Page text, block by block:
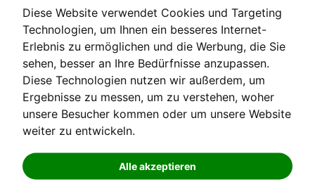
Diese Website verwendet Cookies und Targeting
Technologien, um Ihnen ein besseres Internet-
Erlebnis zu ermöglichen und die Werbung, die Sie
sehen, besser an Ihre Bedürfnisse anzupassen.
Diese Technologien nutzen wir außerdem, um
Ergebnisse zu messen, um zu verstehen, woher
unsere Besucher kommen oder um unsere Website
weiter zu entwickeln.
Alle akzeptieren
Schott Verlag
[sofort verfügbar]
19,20 €